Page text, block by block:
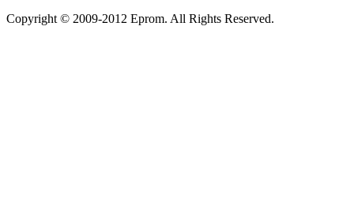
Copyright © 2009-2012 Eprom. All Rights Reserved.